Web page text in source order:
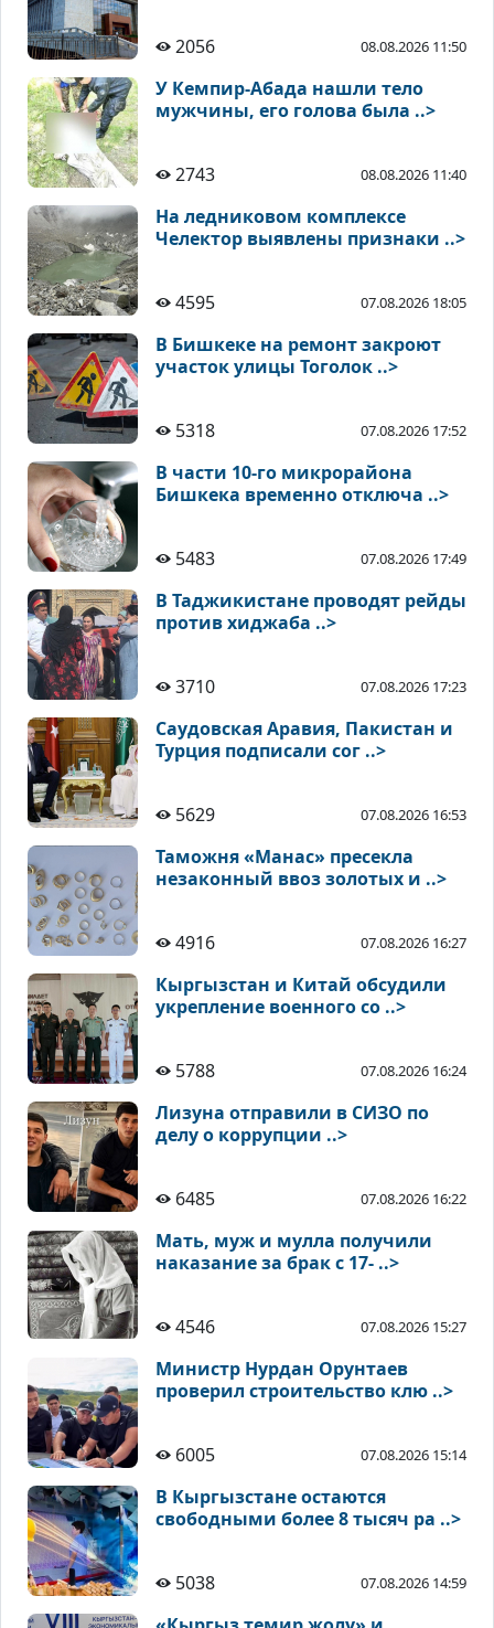
2056 08.08.2026 11:50
У Кемпир-Абада нашли тело
мужчины, его голова была ..>
2743 08.08.2026 11:40
На ледниковом комплексе
Челектор выявлены признаки ..>
4595 07.08.2026 18:05
В Бишкеке на ремонт закроют
участок улицы Тоголок ..>
5318 07.08.2026 17:52
В части 10-го микрорайона
Бишкека временно отключа ..>
5483 07.08.2026 17:49
В Таджикистане проводят рейды
против хиджаба ..>
3710 07.08.2026 17:23
Саудовская Аравия, Пакистан и
Турция подписали сог ..>
5629 07.08.2026 16:53
Таможня «Манас» пресекла
незаконный ввоз золотых и ..>
4916 07.08.2026 16:27
Кыргызстан и Китай обсудили
укрепление военного со ..>
5788 07.08.2026 16:24
Лизуна отправили в СИЗО по
делу о коррупции ..>
6485 07.08.2026 16:22
Мать, муж и мулла получили
наказание за брак с 17- ..>
4546 07.08.2026 15:27
Министр Нурдан Орунтаев
проверил строительство клю ..>
6005 07.08.2026 15:14
В Кыргызстане остаются
свободными более 8 тысяч ра ..>
5038 07.08.2026 14:59